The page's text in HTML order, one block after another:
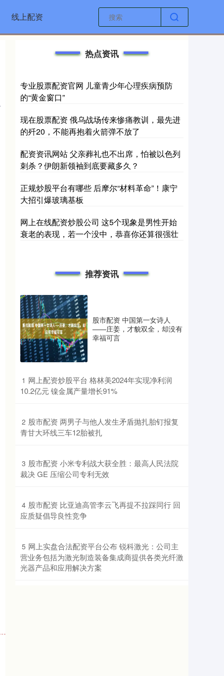
线上配资
热点资讯
专业股票配资官网 儿童青少年心理疾病预防
的“黄金窗口”
现在股票配资 俄乌战场传来惨痛教训，最先进
的歼20，不能再抱着火箭弹不放了
配资资讯网站 父亲葬礼也不出席，怕被以色列
刺杀？伊朗新领袖到底要藏多久？
正规炒股平台有哪些 后摩尔“材料革命”！康宁
大招引爆玻璃基板
网上在线配资炒股公司 这5个现象是男性开始
衰老的表现，若一个没中，恭喜你还算很强壮
推荐资讯
股市配资 中国第一女诗人
——庄姜，才貌双全，却没有
幸福可言
1 ​网上配资炒股平台 格林美2024年实现净利润
10.2亿元 镍金属产量增长91%
2 ​股市配资 两男子与他人发生矛盾抛扎胎钉报复
青甘大环线三车12胎被扎
3 ​股市配资 小米专利战大获全胜：最高人民法院
裁决 GE 压缩公司专利无效
4 ​股市配资 比亚迪高管李云飞再提不拉踩同行 回
应质疑倡导良性竞争
5 ​网上实盘合法配资平台公布 锐科激光：公司主
营业务包括为激光制造装备集成商提供各类光纤激
光器产品和应用解决方案